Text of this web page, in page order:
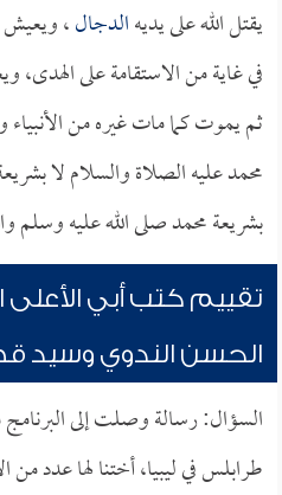
يقتل الله على يديهالدجال، ويعيش
في غاية من الاستقامة على الهدى،
ثم يموت كما مات غيره من
محمد عليه الصلاة والسلام لا
بشريعة محمد صلى الله عليه وسلم
تقييم كتب أبي الأعلى
الحسن الندوي وسيد
السؤال: رسالة وصلت إلى
طرابلس في ليبيا، أختنا لها عدد